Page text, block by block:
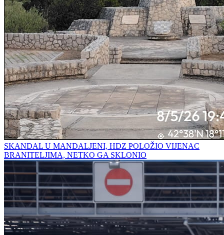
SKANDAL U MANDALJENI, HDZ POLOŽIO VIJENAC
BRANITELJIMA, NETKO GA SKLONIO